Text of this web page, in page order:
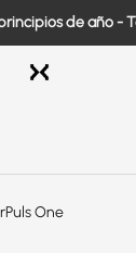
de año -
Exo Medical
One